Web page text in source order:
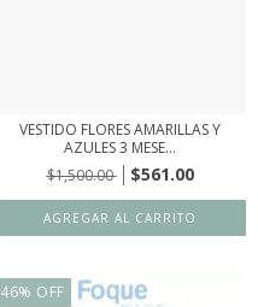
VESTIDO FLORES AMARILLAS Y
AZULES 3 MESE...
$1,500.00
$561.00
46% OFF